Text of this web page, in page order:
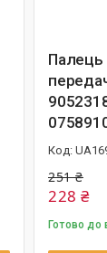
Палець
251 ₴
228 ₴
Готово до